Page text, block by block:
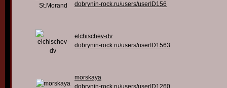
dobrynin-rock.ru/users/userID156
elchischev-dv
dobrynin-rock.ru/users/userID1563
morskaya
dobrynin-rock.ru/users/userID1260